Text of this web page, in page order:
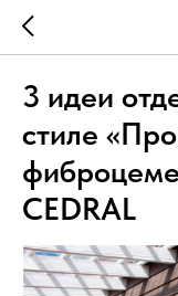
3 идеи
стиле
CEDRAL